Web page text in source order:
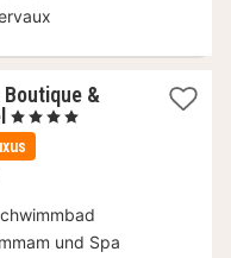
&
1
Nacht
ab
, 4 Sterne
und Spa